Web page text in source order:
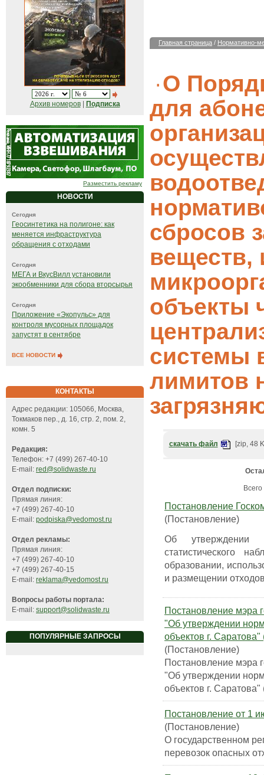
Архив номеров| Подписка
Разместить рекламу
НОВОСТИ
Сегодня
Геосинтетика на полигоне: как
меняется инфраструктура
обращения с отходами
Сегодня
МЕГА и ВкусВилл установили
экообменники для сбора вторсырья
Сегодня
Приложение «Экопульс» для
контроля мусорных площадок
запустят в сентябре
ВСЕ НОВОСТИ
КОНТАКТЫ
Адрес редакции: 105066, Москва,
Токмаков пер., д. 16, стр. 2, пом. 2,
комн. 5
Редакция:
Телефон: +7 (499) 267-40-10
E-mail: red@solidwaste.ru
Отдел подписки:
Прямая линия:
+7 (499) 267-40-10
E-mail: podpiska@vedomost.ru
Отдел рекламы:
Прямая линия:
+7 (499) 267-40-10
+7 (499) 267-40-15
E-mail: reklama@vedomost.ru
Вопросы работы портала:
E-mail: support@solidwaste.ru
ПОПУЛЯРНЫЕ ЗАПРОСЫ
Главная страница / Нормативно-
О
для
сбросов
веществ,
объекты
системы
лимитов
скачать файл [zip, 48
Постановление
(Постановление)
Об утверждении
статистического
образовании,
и размещении
Постановление мэра
"Об утверждении
объектов г.
(Постановление)
Постановление мэра
"Об утверждении
объектов г.
Постановление от 1
(Постановление)
О государственном
перевозок опасных